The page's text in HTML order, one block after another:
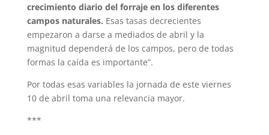
crecimiento diario del forraje en los diferentes
campos naturales. Esas tasas decrecientes
empezaron a darse a mediados de abril y la
magnitud dependerá de los campos, pero de todas
formas la caída es importante”.
Por todas esas variables la jornada de este viernes
10 de abril toma una relevancia mayor.
***